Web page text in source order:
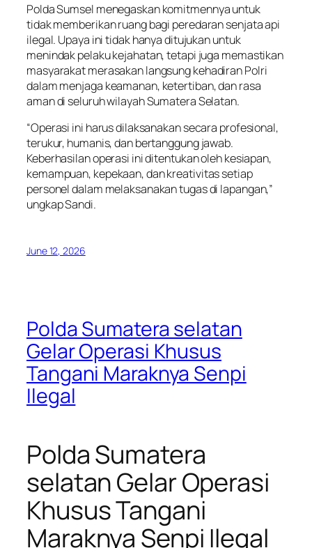
Polda Sumsel menegaskan komitmennya untuk
tidak memberikan ruang bagi peredaran senjata api
ilegal. Upaya ini tidak hanya ditujukan untuk
menindak pelaku kejahatan, tetapi juga memastikan
masyarakat merasakan langsung kehadiran Polri
dalam menjaga keamanan, ketertiban, dan rasa
aman di seluruh wilayah Sumatera Selatan.
“Operasi ini harus dilaksanakan secara profesional,
terukur, humanis, dan bertanggung jawab.
Keberhasilan operasi ini ditentukan oleh kesiapan,
kemampuan, kepekaan, dan kreativitas setiap
personel dalam melaksanakan tugas di lapangan,”
ungkap Sandi.
June 12, 2026
Polda Sumatera selatan
Gelar Operasi Khusus
Tangani Maraknya Senpi
Ilegal
Polda Sumatera
selatan Gelar Operasi
Khusus Tangani
Maraknya Senpi Ilegal